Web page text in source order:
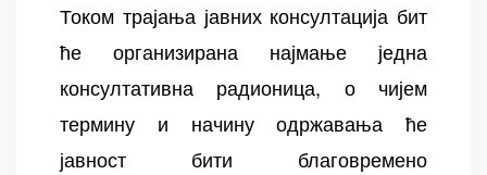
Током трајања јавних консултација бит
ће организирана најмање једна
консултативна радионица, о чијем
термину и начину одржавања ће
јавност бити благовремено